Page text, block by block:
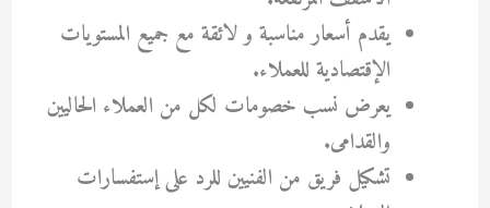
يقدم أسعار مناسبة و لائقة مع جميع المستويات
الإقتصادية للعملاء.
يعرض نسب خصومات لكل من العملاء الحاليين
والقدامى.
تشكيل فريق من الفنيين للرد على إستفسارات